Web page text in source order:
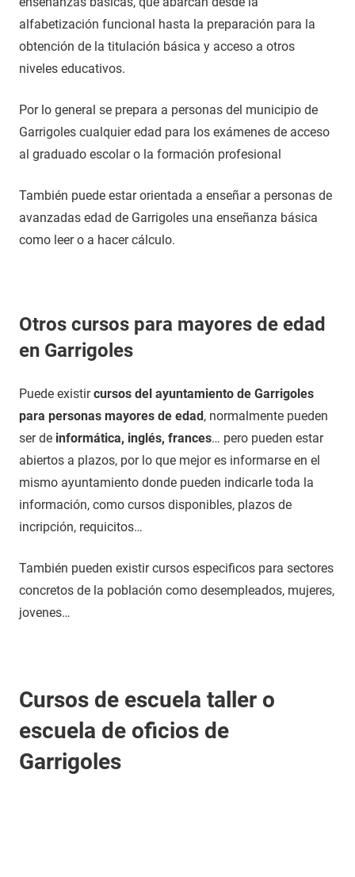
alfabetización funcional hasta la preparación para la
obtención de la titulación básica y acceso a otros
niveles educativos.
Por lo general se prepara a personas del municipio de
Garrigoles cualquier edad para los exámenes de acceso
al graduado escolar o la formación profesional
También puede estar orientada a enseñar a personas de
avanzadas edad de Garrigoles una enseñanza básica
como leer o a hacer cálculo.
Otros cursos para mayores de edad
en Garrigoles
Puede existircursos del ayuntamiento de Garrigoles
para personas mayores de edad, normalmente pueden
ser de informática, inglés, frances… pero pueden estar
abiertos a plazos, por lo que mejor es informarse en el
mismo ayuntamiento donde pueden indicarle toda la
información, como cursos disponibles, plazos de
incripción, requicitos…
También pueden existir cursos especificos para sectores
concretos de la población como desempleados, mujeres,
jovenes…
Cursos de escuela taller o
escuela de oficios de
Garrigoles